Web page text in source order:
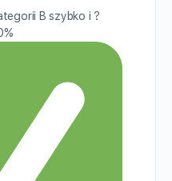
B szybko i ?